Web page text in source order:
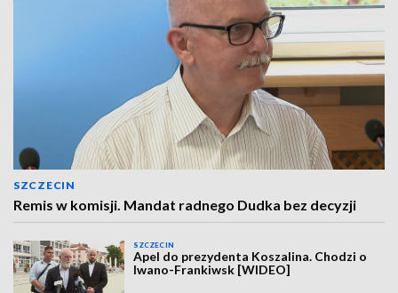
SZCZECIN
Remis w komisji. Mandat radnego Dudka bez decyzji
SZCZECIN
Apel do prezydenta Koszalina. Chodzi o
Iwano-Frankiwsk [WIDEO]